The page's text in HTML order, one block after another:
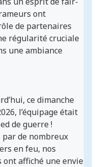
ont
de partenaires
régularité cruciale
une ambiance
ce dimanche
l’équipage était
de guerre !
par de nombreux
en feu, nos
ont affiché une envie